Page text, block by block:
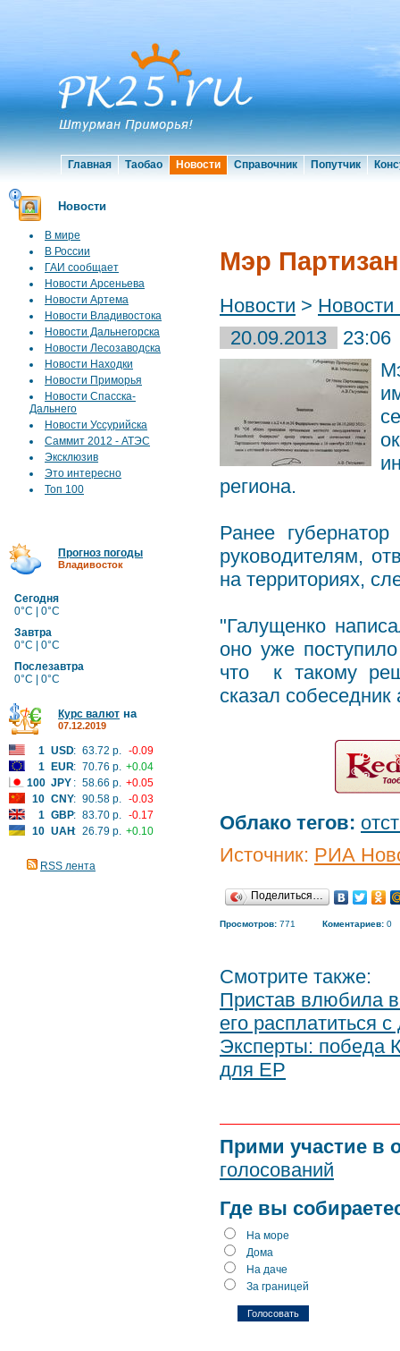
Главная Таобао Новости Справочник Попутчик
Новости
В мире
В России
ГАИ сообщает
Новости Арсеньева
Новости Артема
Новости Владивостока
Новости Дальнегорска
Новости Лесозаводска
Новости Находки
Новости Приморья
Новости Спасска-
Дальнего
Новости Уссурийска
Саммит 2012 - АТЭС
Эксклюзив
Это интересно
Топ 100
Прогноз погоды
Владивосток
Сегодня
0°C | 0°C
Завтра
0°C | 0°C
Послезавтра
0°C | 0°C
Курс валют на
07.12.2019
1 USD: 63.72 р. -0.09
1
EUR: 70.76 р. +0.04
100 JPY : 58.66 р. +0.05
10 CNY: 90.58 р. -0.03
1 GBP: 83.70 р. -0.17
10 UAH: 26.79 р. +0.10
RSS лента
Мэр
Новости >
20.09.2013
23:06
региона.
Ранее
руководителям,
на территориях,
"Галущенко
оно уже
что к такому
сказал собеседник
Облако тегов:
Источник: РИА
Поделиться…
Просмотров: 771 Коментариев: 0
Смотрите также:
Пристав влюбила в
его расплатиться
Эксперты: победа
для ЕР
Прими участие в
голосований
Где вы
На море
Дома
На даче
За границей